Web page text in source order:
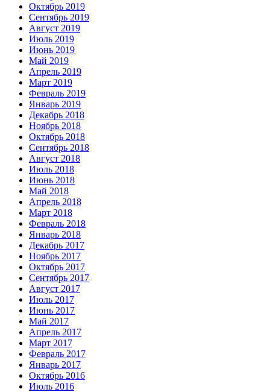
Октябрь 2019
Сентябрь 2019
Август 2019
Июль 2019
Июнь 2019
Май 2019
Апрель 2019
Март 2019
Февраль 2019
Январь 2019
Декабрь 2018
Ноябрь 2018
Октябрь 2018
Сентябрь 2018
Август 2018
Июль 2018
Июнь 2018
Май 2018
Апрель 2018
Март 2018
Февраль 2018
Январь 2018
Декабрь 2017
Ноябрь 2017
Октябрь 2017
Сентябрь 2017
Август 2017
Июль 2017
Июнь 2017
Май 2017
Апрель 2017
Март 2017
Февраль 2017
Январь 2017
Октябрь 2016
Июль 2016